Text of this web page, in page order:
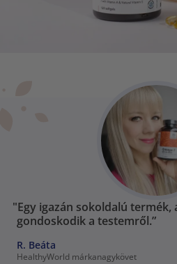
"Egy igazán sokoldalú
gondoskodik a testemről.”
R. Beáta
HealthyWorld márkanagykövet